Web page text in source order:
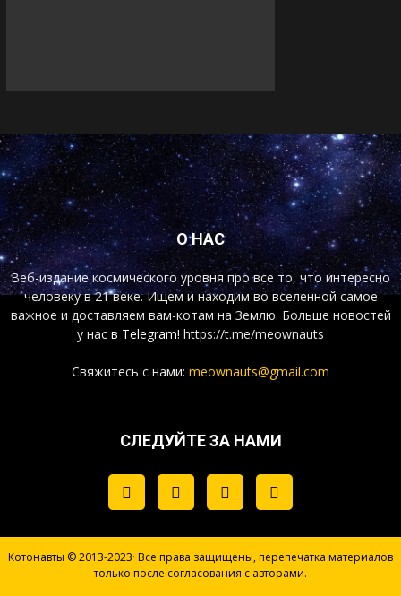
О НАС
Веб-издание космического уровня про все то, что интересно
человеку в 21 веке. Ищем и находим во вселенной самое
важное и доставляем вам-котам на Землю. Больше новостей
у нас в Telegram! https://t.me/meownauts
Свяжитесь с нами: meownauts@gmail.com
СЛЕДУЙТЕ ЗА НАМИ
Котонавты © 2013-2023· Все права защищены, перепечатка материалов
только после согласования с авторами.